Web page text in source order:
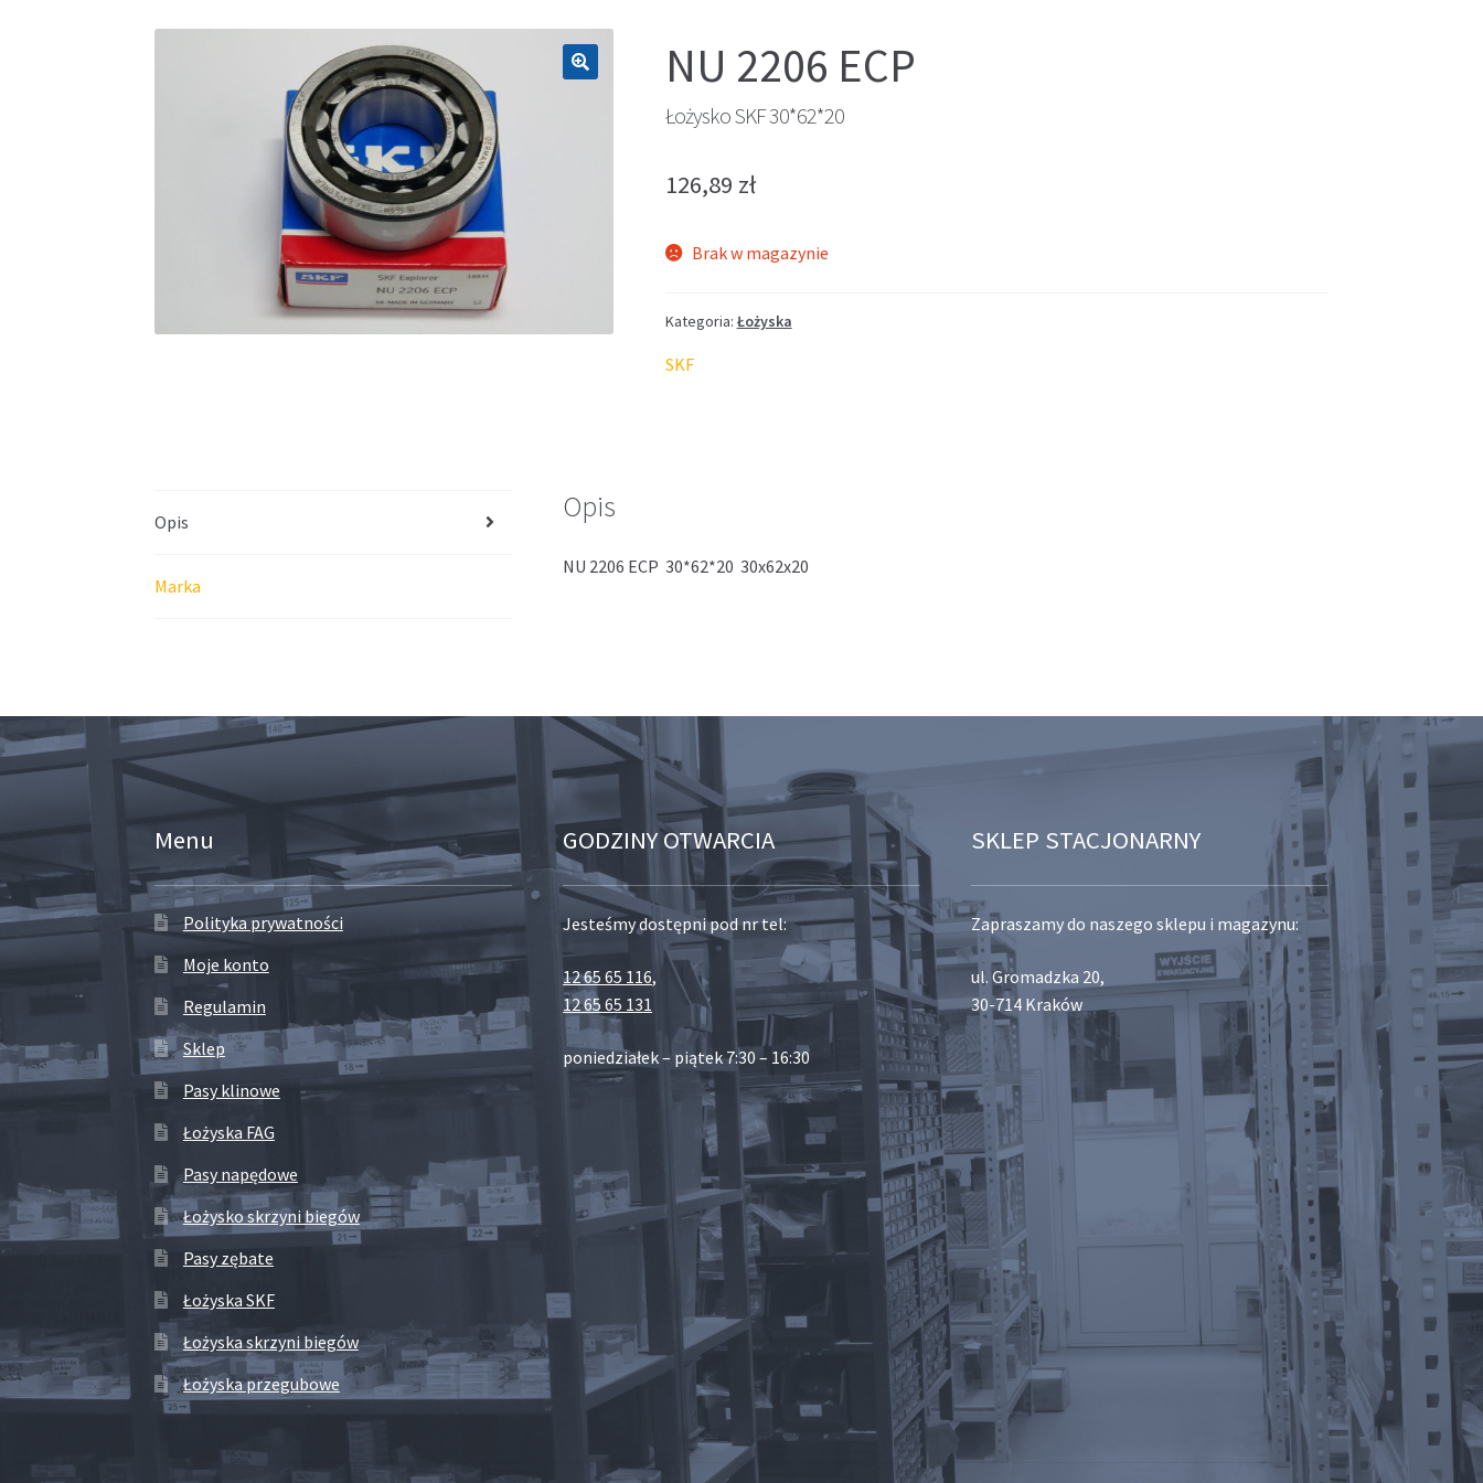
NU 2206 ECP
Łożysko SKF 30*62*20
126,89 zł
Brak w magazynie
Kategoria: Łożyska
SKF
Opis
Marka
Opis
NU 2206 ECP 30*62*20 30x62x20
Menu
Polityka prywatności
Moje konto
Regulamin
Sklep
Pasy klinowe
Łożyska FAG
Pasy napędowe
Łożysko skrzyni biegów
Pasy zębate
Łożyska SKF
Łożyska skrzyni biegów
Łożyska przegubowe
GODZINY OTWARCIA
Jesteśmy dostępni pod nr tel:
12 65 65 116,
12 65 65 131
poniedziałek – piątek 7:30 – 16:30
SKLEP STACJONARNY
Zapraszamy do naszego sklepu i magazynu:
ul. Gromadzka 20,
30-714 Kraków